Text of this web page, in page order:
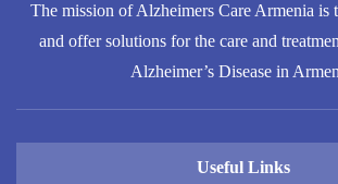
The mission of Alzheimers Care Armenia is
and offer solutions for the care and
Alzheimer’s Disease in
Useful Links